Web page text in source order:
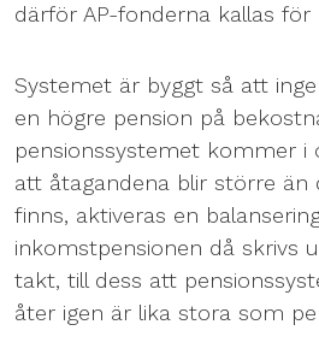
därför AP-fonderna kallas
Systemet är byggt så att
en högre pension på
pensionssystemet kommer i
att åtagandena blir större än
finns, aktiveras en
inkomstpensionen då skrivs
takt, till dess att
åter igen är lika stora som